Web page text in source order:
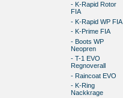
- K-Rapid Rotor
FIA
- K-Rapid WP FIA
- K-Prime FIA
- Boots WP
Neopren
- T-1 EVO
Regnoverall
- Raincoat EVO
- K-Ring
Nackkrage